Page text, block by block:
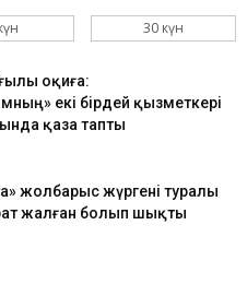
30 күн
оқиға:
екі бірдей қызметкері
қаза тапты
жолбарыс жүргені туралы
жалған болып шықты